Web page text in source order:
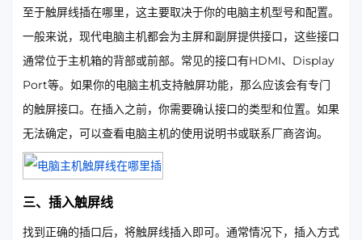
至于触屏线插在哪里，这主要取决于你的电脑主机型号和配置。
一般来说，现代电脑主机都会为主屏和副屏提供接口，这些接口
通常位于主机箱的背部或前部。常见的接口有HDMI、Display
Port等。如果你的电脑主机支持触屏功能，那么应该会有专门
的触屏接口。在插入之前，你需要确认接口的类型和位置。如果
无法确定，可以查看电脑主机的使用说明书或联系厂商咨询。
三、插入触屏线
找到正确的插口后，将触屏线插入即可。通常情况下，插入方式